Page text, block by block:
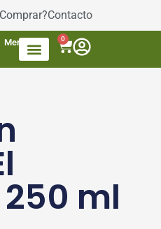
Contacto
Menú 0
ml